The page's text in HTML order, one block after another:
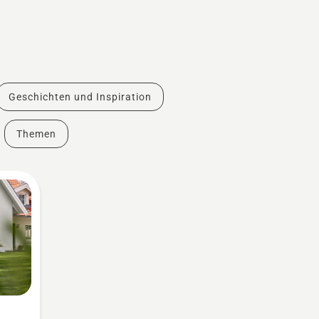
Geschichten und Inspiration
Themen